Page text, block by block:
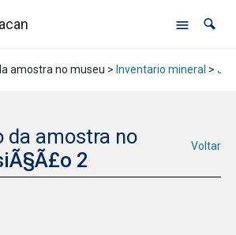
amostra no museu > Inventario mineral >
da amostra no
2
Voltar